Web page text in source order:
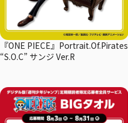
『ONE PIECE』Portrait.Of.Pirates
“S.O.C” サンジ Ver.R